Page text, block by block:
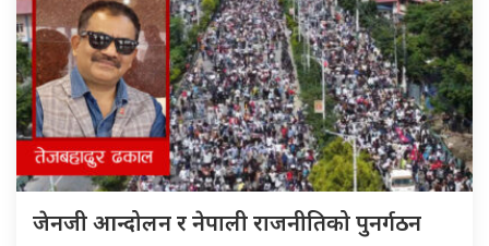
जेनजी आन्दोलन र नेपाली राजनीतिको पुनर्गठन